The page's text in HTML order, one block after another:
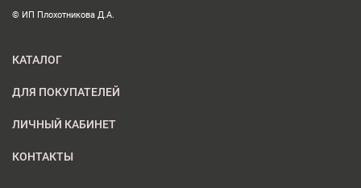
© ИП Плохотникова Д.А.
КАТАЛОГ
ДЛЯ ПОКУПАТЕЛЕЙ
ЛИЧНЫЙ КАБИНЕТ
КОНТАКТЫ